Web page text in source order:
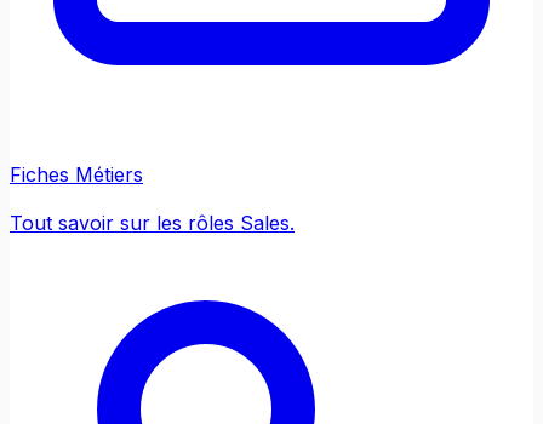
Fiches Métiers
Tout savoir sur les rôles Sales.